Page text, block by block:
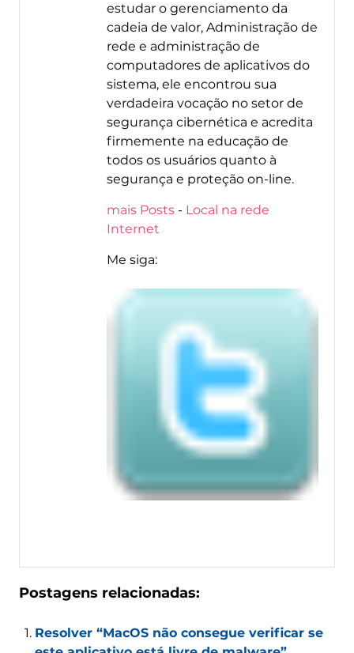
estudar o gerenciamento da
cadeia de valor, Administração de
rede e administração de
computadores de aplicativos do
sistema, ele encontrou sua
verdadeira vocação no setor de
segurança cibernética e acredita
firmemente na educação de
todos os usuários quanto à
segurança e proteção on-line.
mais Posts- Local na rede
Internet
Me siga:
Postagens relacionadas:
Resolver “MacOS não consegue verificar se